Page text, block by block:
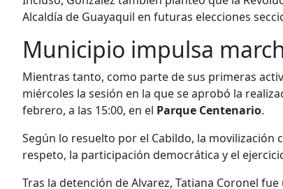
Alcaldía de Guayaquil en futuras elecciones
Municipio impulsa
Mientras tanto, como parte de sus primeras
miércoles la sesión en la que se aprobó la
febrero, a las 15:00, en el Parque Centenario.
Según lo resuelto por el Cabildo, la
respeto, la participación democrática y el
Tras la detención de Alvarez, Tatiana Coronel